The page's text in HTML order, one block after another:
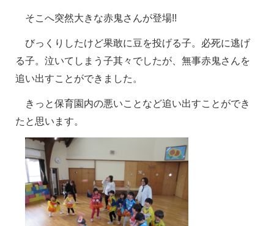
そこへ突然大きな赤鬼さんが登場!!
びっくりしたけど果敢に豆を投げる子。必死に逃げ
る子。泣いてしまう子其々でしたが、無事赤鬼さんを
追い出すことができました。
きっと保育園内の悪いことなど追い出すことができ
たと思います。